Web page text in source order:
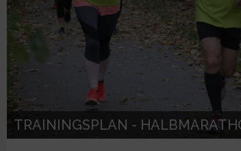
TRAININGSPLAN -